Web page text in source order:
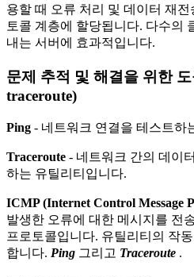
용할 때 오류 처리 및 데이터 재
토콜 계층에 할당됩니다. 다수의
내는 서버에 효과적입니다.
문제 추적 및 해결을 위한
traceroute)
Ping - 네트워크 연결을 테스트하
Traceroute - 네트워크 간의 데이
하는 유틸리티입니다.
ICMP (Internet Control Message
발생한 오류에 대한 메시지를 전
프로토콜입니다. 유틸리티의 작
합니다. Ping 그리고 Traceroute .